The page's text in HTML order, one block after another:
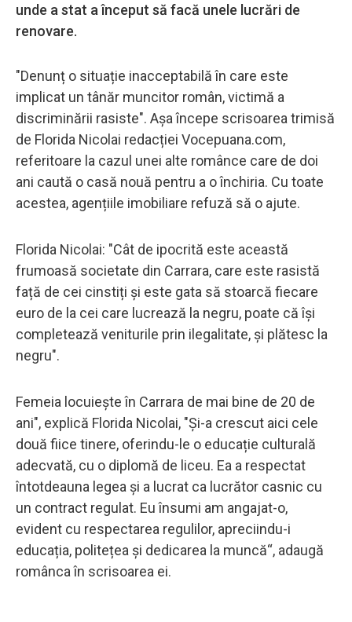
unde a stat a început să facă unele lucrări de
renovare.
"Denunț o situație inacceptabilă în care este
implicat un tânăr muncitor român, victimă a
discriminării rasiste". Așa începe scrisoarea trimisă
de Florida Nicolai redacției Vocepuana.com,
referitoare la cazul unei alte românce care de doi
ani caută o casă nouă pentru a o închiria. Cu toate
acestea, agențiile imobiliare refuză să o ajute.
Florida Nicolai: "Cât de ipocrită este această
frumoasă societate din Carrara, care este rasistă
față de cei cinstiți și este gata să stoarcă fiecare
euro de la cei care lucrează la negru, poate că își
completează veniturile prin ilegalitate, și plătesc la
negru".
Femeia locuiește în Carrara de mai bine de 20 de
ani", explică Florida Nicolai, "Și-a crescut aici cele
două fiice tinere, oferindu-le o educație culturală
adecvată, cu o diplomă de liceu. Ea a respectat
întotdeauna legea și a lucrat ca lucrător casnic cu
un contract regulat. Eu însumi am angajat-o,
evident cu respectarea regulilor, apreciindu-i
educația, politețea și dedicarea la muncă“, adaugă
românca în scrisoarea ei.